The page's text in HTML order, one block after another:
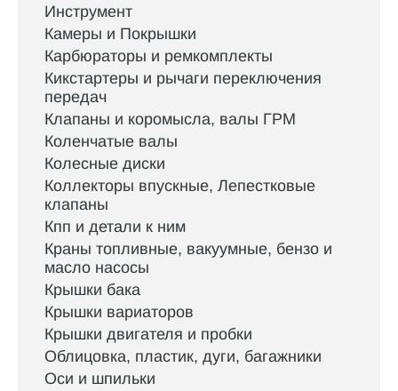
Инструмент
Камеры и Покрышки
Карбюраторы и ремкомплекты
Кикстартеры и рычаги переключения
передач
Клапаны и коромысла, валы ГРМ
Коленчатые валы
Колесные диски
Коллекторы впускные, Лепестковые
клапаны
Кпп и детали к ним
Краны топливные, вакуумные, бензо и
масло насосы
Крышки бака
Крышки вариаторов
Крышки двигателя и пробки
Облицовка, пластик, дуги, багажники
Оси и шпильки